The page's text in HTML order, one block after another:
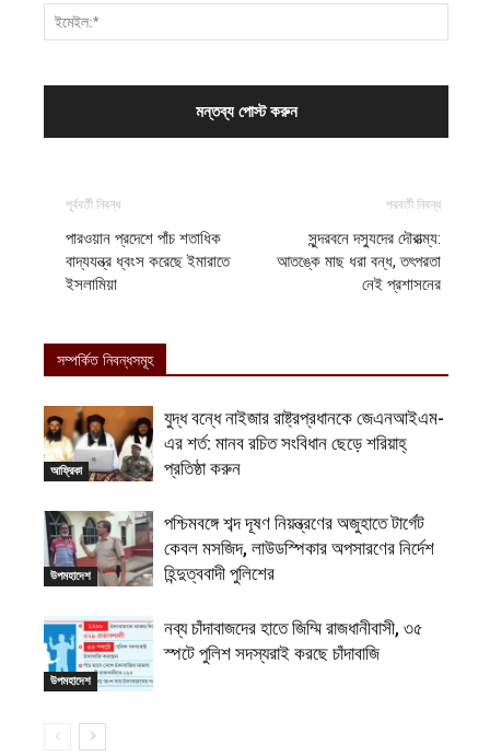
পূর্ববর্তী নিবন্ধ
পারওয়ান প্রদেশে পাঁচ শতাধিক
বাদ্যযন্ত্র ধ্বংস করেছে ইমারাতে
ইসলামিয়া
পরবর্তী নিবন্ধ
সুন্দরবনে দস্যুদের দৌরাত্ম্য:
আতঙ্কে মাছ ধরা বন্ধ, তৎপরতা
নেই প্রশাসনের
সম্পর্কিত নিবন্ধসমূহ
আফ্রিকা
যুদ্ধ বন্ধে নাইজার রাষ্ট্রপ্রধানকে জেএনআইএম-
এর শর্ত: মানব রচিত সংবিধান ছেড়ে শরিয়াহ্
প্রতিষ্ঠা করুন
উপমহাদেশ
পশ্চিমবঙ্গে শব্দ দূষণ নিয়ন্ত্রণের অজুহাতে টার্গেট
কেবল মসজিদ, লাউডস্পিকার অপসারণের নির্দেশ
হিন্দুত্ববাদী পুলিশের
উপমহাদেশ
নব্য চাঁদাবাজদের হাতে জিম্মি রাজধানীবাসী, ৩৫
স্পটে পুলিশ সদস্যরাই করছে চাঁদাবাজি